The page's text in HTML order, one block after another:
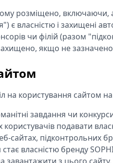
розміщено, включаючи,
є власністю і захищені
чи філій (разом
якщо не
на користування сайтом
завдання чи
подавати
сайтах, підконтрольних
власністю бренду
завантажити з цього